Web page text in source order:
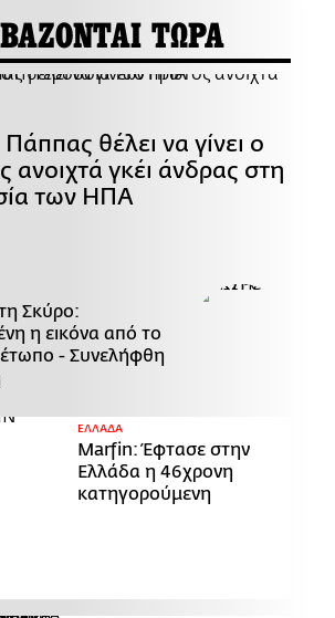
ΤΩΡΑ
θέλει να γίνει ο
ανοιχτά γκέι άνδρας στη
των ΗΠΑ
Σκύρο:
η εικόνα από το
- Συνελήφθη
ΕΛΛΑΔΑ
Marfin: Έφτασε στην
Ελλάδα η 46χρονη
κατηγορούμενη